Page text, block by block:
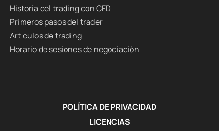
Historia del trading con CFD
Primeros pasos del trader
Artículos de trading
Horario de sesiones de negociación
POLÍTICA DE PRIVACIDAD
LICENCIAS